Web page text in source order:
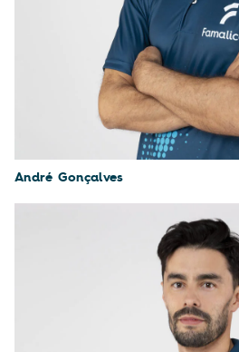
André Gonçalves